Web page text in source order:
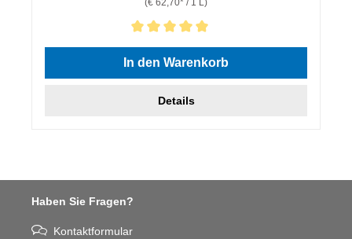
(€ 62,70* / 1 L)
Durchschnittliche Bewertung von 5 von 5 Sternen
In den Warenkorb
Details
Haben Sie Fragen?
Kontaktformular